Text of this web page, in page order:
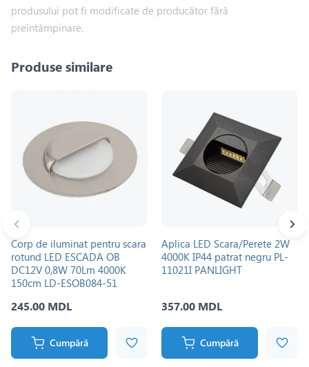
produsului pot fi modificate de producător fără
preîntâmpinare.
Produse similare
Corp de iluminat pentru scara
rotund LED ESCADA OB
DC12V 0,8W 70Lm 4000K
150cm LD-ESOB084-51
245.00 MDL
Cumpără
Aplica LED Scara/Perete 2W
4000K IP44 patrat negru PL-
11021I PANLIGHT
357.00 MDL
Cumpără